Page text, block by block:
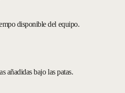
disponible del equipo.
añadidas bajo las patas.